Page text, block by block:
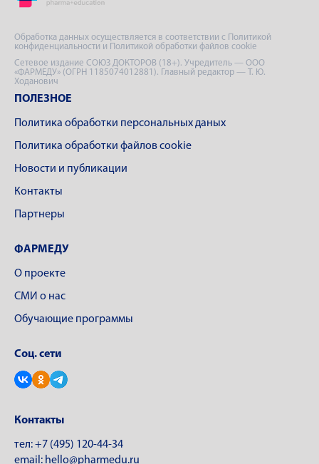
Обработка данных осуществляется в соответствии с Политикой
конфиденциальности и Политикой обработки файлов cookie
Сетевое издание СОЮЗ ДОКТОРОВ (18+). Учредитель — ООО
«ФАРМЕДУ» (ОГРН 1185074012881). Главный редактор — Т. Ю.
Ходанович
ПОЛЕЗНОЕ
Политика обработки персональных даных
Политика обработки файлов cookie
Новости и публикации
Контакты
Партнеры
ФАРМЕДУ
О проекте
СМИ о нас
Обучающие программы
Соц. сети
Контакты
тел:+7 (495) 120-44-34
email: hello@pharmedu.ru